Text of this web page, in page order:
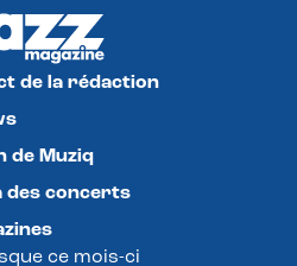
de la rédaction
de Muziq
des concerts
ce mois-ci